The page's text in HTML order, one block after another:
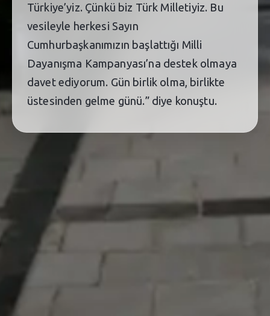
Türkiye’yiz. Çünkü biz Türk Milletiyiz. Bu
vesileyle herkesi Sayın
Cumhurbaşkanımızın başlattığı Milli
Dayanışma Kampanyası’na destek olmaya
davet ediyorum. Gün birlik olma, birlikte
üstesinden gelme günü.” diye konuştu.